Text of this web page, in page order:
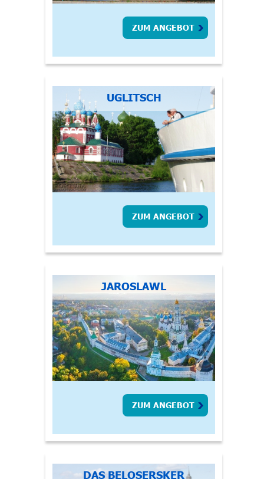
ZUM ANGEBOT
UGLITSCH
ZUM ANGEBOT
JAROSLAWL
ZUM ANGEBOT
DAS BELOSERSKER